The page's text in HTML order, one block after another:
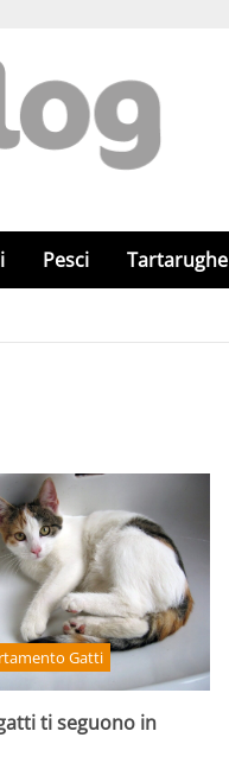
Pesci Tartarughe
Gatti
ti seguono in